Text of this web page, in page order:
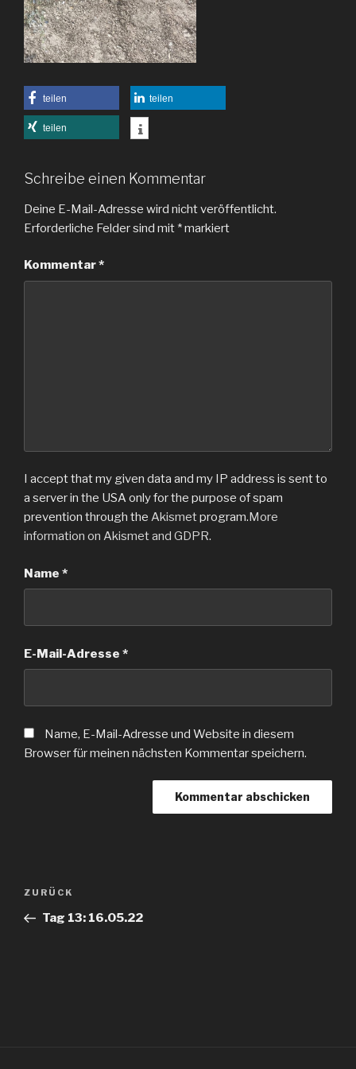
teilen teilen
teilen
Schreibe einen Kommentar
Deine E-Mail-Adresse wird nicht veröffentlicht.
Erforderliche Felder sind mit *markiert
Kommentar*
I accept that my given data and my IP address is sent to
a server in the USA only for the purpose of spam
prevention through the Akismetprogram.More
information on Akismet and GDPR.
Name *
E-Mail-Adresse *
Name, E-Mail-Adresse und Website in diesem
Browser für meinen nächsten Kommentar speichern.
Beitragsnavigation
Vorheriger
Beitrag
ZURÜCK
Tag 13: 16.05.22